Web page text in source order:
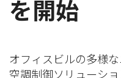
を開始
オフィスビルの多様
空調制御ソリューシ